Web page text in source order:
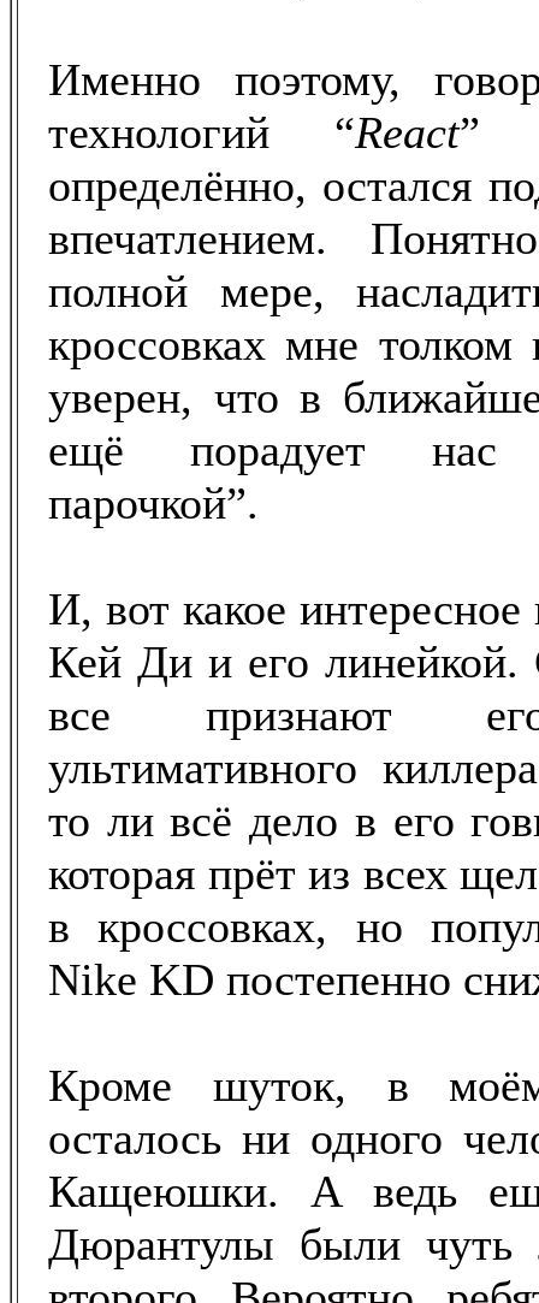
Именно поэтому,
технологий “React”
определённо, остался
впечатлением.
полной мере,
кроссовках мне
уверен, что в
ещё порадует нас
парочкой”.
И, вот какое интересное
Кей Ди и его
все признают
ультимативного
то ли всё дело в его
которая прёт из всех
в кроссовках, но
Nike KD постепенно
Кроме шуток, в
осталось ни одного
Кащеюшки. А ведь
Дюрантулы были чуть